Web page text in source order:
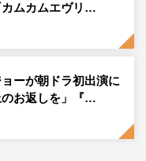
レクター・服部一成
なって集まった、架
」と。
たがわずかな時間、
川栄さん、みなさん
ひなたを演じてくれま
カムカムエヴリ…
ーが朝ドラ初出演に
のお返しを」『…